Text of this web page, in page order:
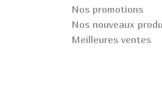
Nos promotions
Nos nouveaux
Meilleures ventes